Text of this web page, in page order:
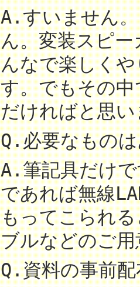
A.すいません
ん。変装スピ
んなで楽しく
す。でもその
だければと思
Q.必要なもの
A.筆記具だけ
であれば無線
もってこられ
ブルなどのご
Q.資料の事前